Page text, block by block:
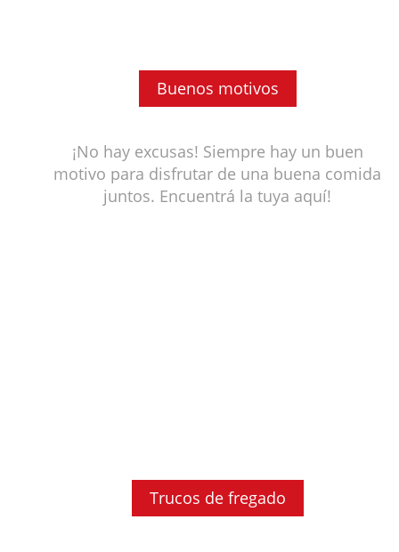
Buenos motivos
¡No hay excusas! Siempre hay un buen
motivo para disfrutar de una buena comida
juntos. Encuentrá la tuya aquí!
Trucos de fregado